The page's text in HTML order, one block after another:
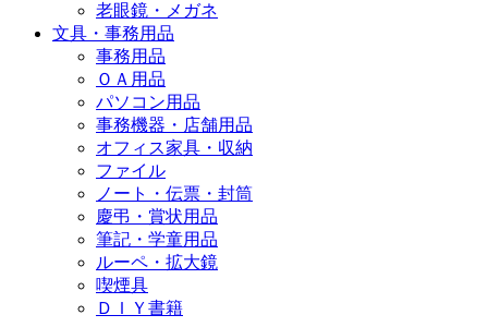
老眼鏡・メガネ
文具・事務用品
事務用品
ＯＡ用品
パソコン用品
事務機器・店舗用品
オフィス家具・収納
ファイル
ノート・伝票・封筒
慶弔・賞状用品
筆記・学童用品
ルーペ・拡大鏡
喫煙具
ＤＩＹ書籍